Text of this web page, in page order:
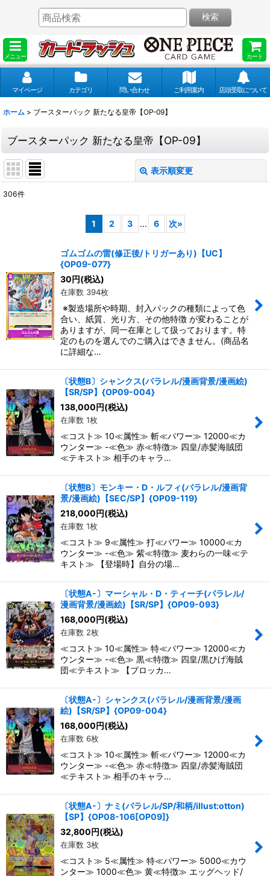
メニュー カート
検索
マイページ カテゴリ 問い合わせ ご利用案内 店頭受取について
ホーム > ブースターパック 新たなる皇帝【OP-09】
ブースターパック 新たなる皇帝【OP-09】
表示順変更
306件
1 2 3 ... 6 次»
ゴムゴムの雷(修正後/トリガーあり)【UC】
{OP09-077}
30円(税込)
在庫数 394枚
※製造場所や時期、封入パックの種類によって色
合い、紙質、光り方、その他特徴 が変わることが
ありますが、同一在庫として扱っております。特
定のものを選んでのご購入はできません。(商品名
に詳細な…
〔状態B〕シャンクス(パラレル/漫画背景/漫画絵)
【SR/SP】{OP09-004}
138,000円(税込)
在庫数 1枚
≪コスト≫ 10≪属性≫ 斬≪パワー≫ 12000≪カ
ウンター≫ -≪色≫ 赤≪特徴≫ 四皇/赤髪海賊団
≪テキスト≫ 相手のキャラ…
〔状態B〕モンキー・D・ルフィ(パラレル/漫画背
景/漫画絵)【SEC/SP】{OP09-119}
218,000円(税込)
在庫数 1枚
≪コスト≫ 9≪属性≫ 打≪パワー≫ 10000≪カ
ウンター≫ -≪色≫ 紫≪特徴≫ 麦わらの一味≪テ
キスト≫ 【登場時】自分の場…
〔状態A-〕マーシャル・D・ティーチ(パラレル/
漫画背景/漫画絵)【SR/SP】{OP09-093}
168,000円(税込)
在庫数 2枚
≪コスト≫ 10≪属性≫ 特≪パワー≫ 12000≪カ
ウンター≫ -≪色≫ 黒≪特徴≫ 四皇/黒ひげ海賊
団≪テキスト≫ 【ブロッカ…
〔状態A-〕シャンクス(パラレル/漫画背景/漫画
絵)【SR/SP】{OP09-004}
168,000円(税込)
在庫数 6枚
≪コスト≫ 10≪属性≫ 斬≪パワー≫ 12000≪カ
ウンター≫ -≪色≫ 赤≪特徴≫ 四皇/赤髪海賊団
≪テキスト≫ 相手のキャラ…
〔状態A-〕ナミ(パラレル/SP/和柄/illust:otton)
【SP】{OP08-106[OP09]}
32,800円(税込)
在庫数 3枚
≪コスト≫ 5≪属性≫ 特≪パワー≫ 5000≪カウ
ンター≫ 1000≪色≫ 黄≪特徴≫ エッグヘッド/